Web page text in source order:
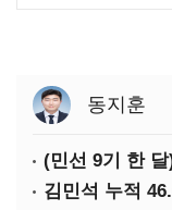
동지훈